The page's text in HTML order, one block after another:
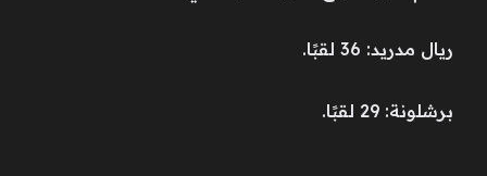
ريال مدريد: 36 لقبًا.
برشلونة: 29 لقبًا.